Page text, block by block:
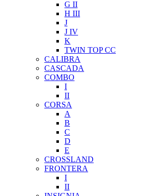
G II
H III
J
J IV
K
TWIN TOP CC
CALIBRA
CASCADA
COMBO
I
II
CORSA
A
B
C
D
E
CROSSLAND
FRONTERA
I
II